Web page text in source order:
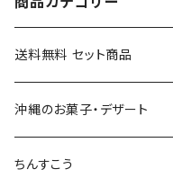
送料無料 セット商品
おつまみセット
黒糖セット
沖縄のお菓子・デザート
ちんすこう